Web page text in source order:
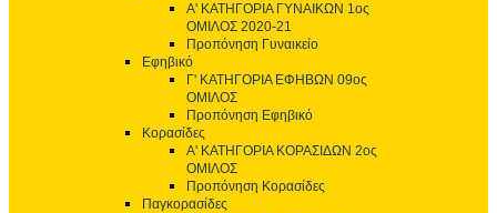
Α' ΚΑΤΗΓΟΡΙΑ ΓΥΝΑΙΚΩΝ 1ος
ΟΜΙΛΟΣ 2020-21
Προπόνηση Γυναικείο
Εφηβικό
Γ' ΚΑΤΗΓΟΡΙΑ ΕΦΗΒΩΝ 09ος
ΟΜΙΛΟΣ
Προπόνηση Εφηβικό
Κορασίδες
Α' ΚΑΤΗΓΟΡΙΑ ΚΟΡΑΣΙΔΩΝ 2ος
ΟΜΙΛΟΣ
Προπόνηση Κορασίδες
Παγκορασίδες